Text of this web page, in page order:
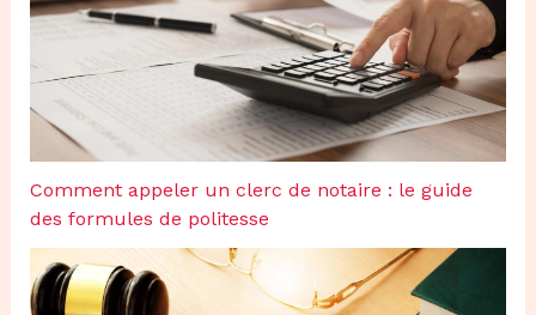
Comment appeler un clerc de notaire : le guide
des formules de politesse